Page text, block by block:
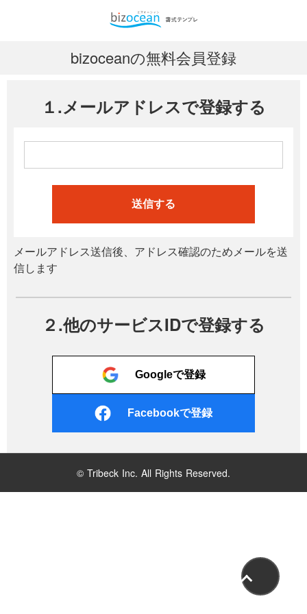
bizoceanの無料会員登録
１.メールアドレスで登録する
送信する
メールアドレス送信後、アドレス確認のためメールを送
信します
２.他のサービスIDで登録する
Googleで登録
Facebookで登録
© Tribeck Inc. All Rights Reserved.